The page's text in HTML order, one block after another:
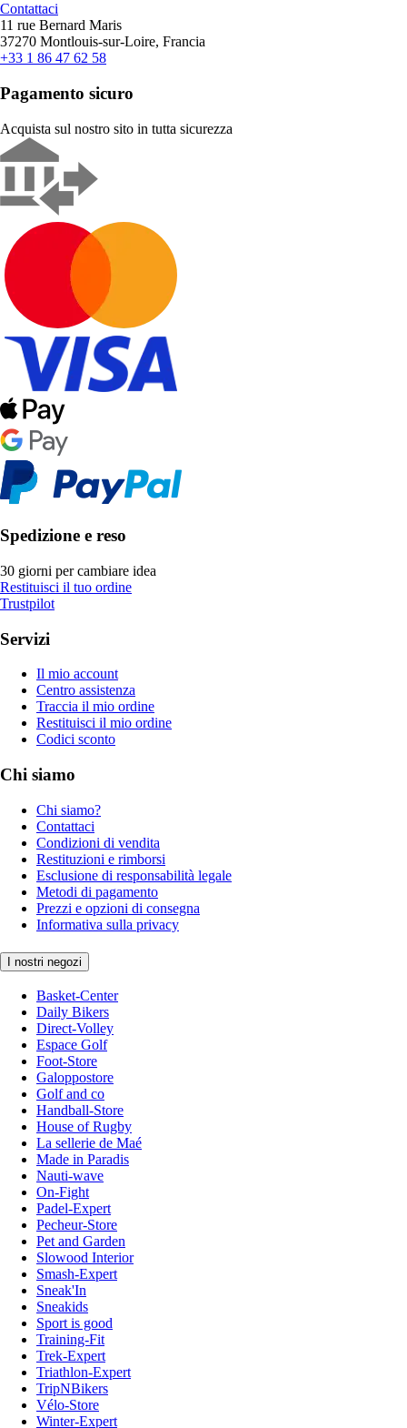
Contattaci
11 rue Bernard Maris
37270 Montlouis-sur-Loire, Francia
+33 1 86 47 62 58
Pagamento sicuro
Acquista sul nostro sito in tutta sicurezza
Spedizione e reso
30 giorni per cambiare idea
Restituisci il tuo ordine
Trustpilot
Servizi
Il mio account
Centro assistenza
Traccia il mio ordine
Restituisci il mio ordine
Codici sconto
Chi siamo
Chi siamo?
Contattaci
Condizioni di vendita
Restituzioni e rimborsi
Esclusione di responsabilità legale
Metodi di pagamento
Prezzi e opzioni di consegna
Informativa sulla privacy
I nostri negozi
Basket-Center
Daily Bikers
Direct-Volley
Espace Golf
Foot-Store
Galoppostore
Golf and co
Handball-Store
House of Rugby
La sellerie de Maé
Made in Paradis
Nauti-wave
On-Fight
Padel-Expert
Pecheur-Store
Pet and Garden
Slowood Interior
Smash-Expert
Sneak'In
Sneakids
Sport is good
Training-Fit
Trek-Expert
Triathlon-Expert
TripNBikers
Vélo-Store
Winter-Expert